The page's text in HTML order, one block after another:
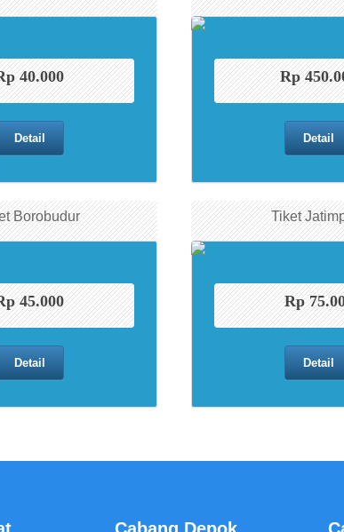
40.000
Detail
Rp
Detail
Borobudur
45.000
Detail
Tiket
Rp
Detail